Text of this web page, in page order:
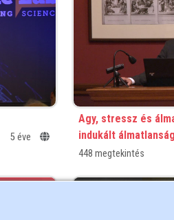
5 éve
Agy, stressz és
indukált
448 megtekintés